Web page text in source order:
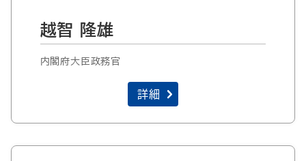
越智 隆雄
内閣府大臣政務官
詳細